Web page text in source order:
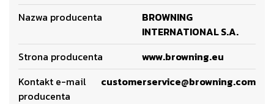
Nazwa producenta
BROWNING
INTERNATIONAL S.A.
Strona producenta
www.browning.eu
Kontakt e-mail
producenta
customerservice@browning.com